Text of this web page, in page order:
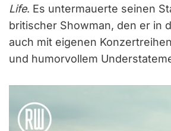
Life. Es untermauerte seinen
britischer Showman, den er in
auch mit eigenen
und humorvollem